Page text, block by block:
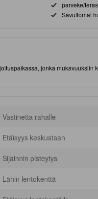
parveke/
Savuttomat
jonka mukavuuksiin
keskeisen sijainnin (Jonker)
Vastinetta rahalle
Etäisyys keskustaan
Sijainnin pisteytys
Lähin lentokenttä